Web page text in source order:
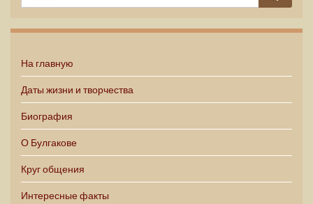
На главную
Даты жизни и творчества
Биография
О Булгакове
Круг общения
Интересные факты